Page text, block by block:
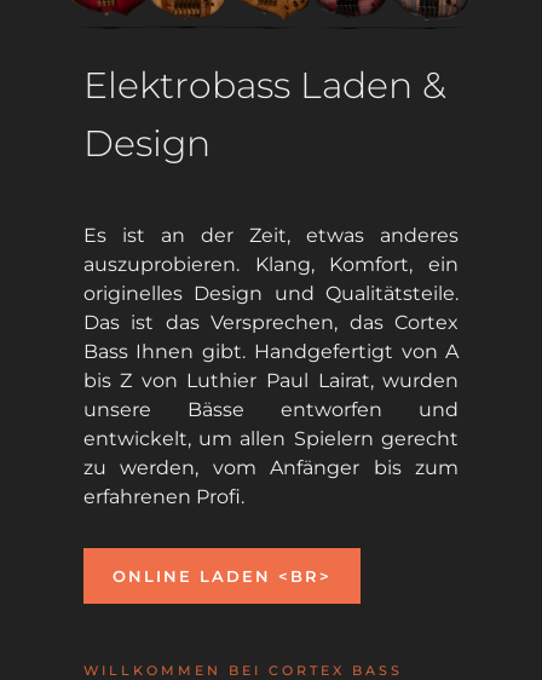
Elektrobass Laden &
Design
Es ist an der Zeit, etwas anderes
auszuprobieren. Klang, Komfort, ein
originelles Design und Qualitätsteile.
Das ist das Versprechen, das Cortex
Bass Ihnen gibt. Handgefertigt von A
bis Z von Luthier Paul Lairat, wurden
unsere Bässe entworfen und
entwickelt, um allen Spielern gerecht
zu werden, vom Anfänger bis zum
erfahrenen Profi.
ONLINE LADEN <BR>
WILLKOMMEN BEI CORTEX BASS